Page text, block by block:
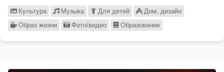
Культура Музыка Для детей
Дом, дизайн
Образ жизни
Фото/видео Образование